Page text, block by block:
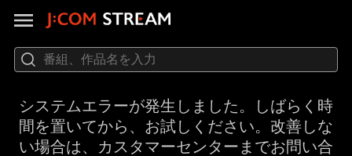
システムエラーが発生しました。しばらく時
間を置いてから、お試しください。改善しな
い場合は、カスタマーセンターまでお問い合